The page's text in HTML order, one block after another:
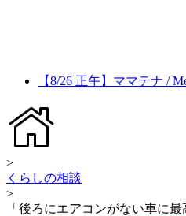
【8/26 正午】ママテナ /
>
くらしの相談
>
「後ろにエアコンがない車に